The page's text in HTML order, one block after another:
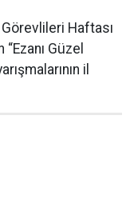
Haftası
Güzel
il